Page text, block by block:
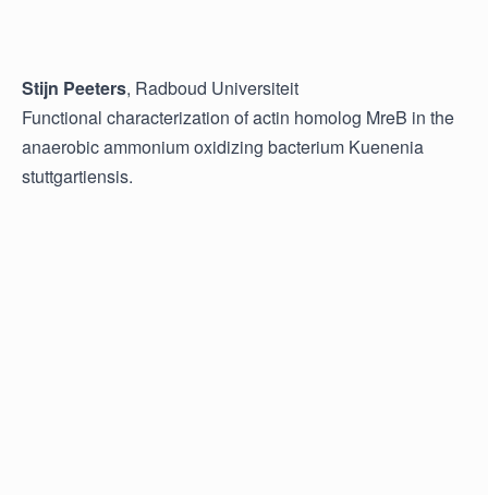
Stijn Peeters, Radboud Universiteit
Functional characterization of actin homolog MreB in the
anaerobic ammonium oxidizing bacterium Kuenenia
stuttgartiensis.